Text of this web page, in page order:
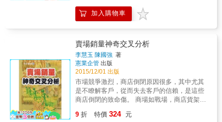
操控對方意識 除非所有人都很閒，否則除了企
劃摘要，最好還搭配簡報說明。掌握5個重點，
次」簡報的門票，有機會再修正、強化細節。
&bull;簡報沒有大學問，誠意就好 做簡報時千
萬要看著對方，一味埋頭說明、急著想完成這
件事，是無法產生交流的。回答問題時也別一
直切換投影畫面，否則會讓聽眾感覺煩躁，只
要像一般「對話」一樣做出回應就好。 &bull;
二選一的答案是A或非A 當你問：「這件事完成
了嗎？」對方卻回：「幾乎快完成了。」這種
看似理所當然的中間答案，在商業世界裡，可
小物「無限氣泡紙」的創意點子王高橋晋平也
不例外。他曾經是個有名的「簡報白癡」，連
王」。直到有一次，他領悟了簡報通過的技
巧，並使簡報通過之後，轉眼變成「超熱愛」
簡報者，而經他報告過的商品也大賣，之後簡
報技巧也在他的創業之路發揮莫大功用。本書
不但要來剖析他的簡報技巧，同時收錄一些應
用本書技巧的成功案例，更無私大公開他的
「無限氣泡紙」企劃提案簡報原稿，供讀者參
考應用。從此，「為什麼我說的內容跟他一
樣，但他通過我卻被打槍？」、「為什麼大家
加入購物車
賣場銷量神奇交叉分析
李慧玉 陳國強 著
憲業企管 出版
2015/12/01 出版
市場競爭激烈，商店倒閉原因很多，其中尤其
是不瞭解客戶，從而失去客戶的信賴，是這些
商店倒閉的致命傷。 商場如戰場，商店貨架則
順，成功地進入客戶手中的購物籃；而有的商
9 折 特價 324 元